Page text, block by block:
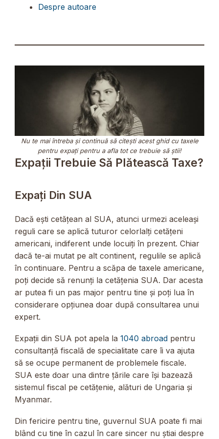
Despre autoare
Nu te mai întreba și continuă să citești acest ghid cu taxele
pentru expați pentru a afla tot ce trebuie să știi!
Expații Trebuie Să Plătească Taxe?
Expați Din SUA
Dacă ești cetățean al SUA, atunci urmezi aceleași
reguli care se aplică tuturor celorlalți cetățeni
americani, indiferent unde locuiți în prezent. Chiar
dacă te-ai mutat pe alt continent, regulile se aplică
în continuare. Pentru a scăpa de taxele americane,
poți decide să renunți la cetățenia SUA. Dar acesta
ar putea fi un pas major pentru tine și poți lua în
considerare opțiunea doar după consultarea unui
expert.
Expații din SUA pot apela la 1040 abroad pentru
consultanță fiscală de specialitate care îi va ajuta
să se ocupe permanent de problemele fiscale.
SUA este doar una dintre țările care își bazează
sistemul fiscal pe cetățenie, alături de Ungaria și
Myanmar.
Din fericire pentru tine, guvernul SUA poate fi mai
blând cu tine în cazul în care sincer nu știai despre